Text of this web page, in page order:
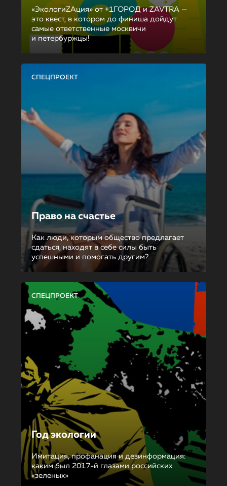
«ЭкологиZAция» от +1ГОРОД и ZAVTRA —
это квест, в котором до финиша дойдут
самые ответственные москвичи
и петербуржцы!
СПЕЦПРОЕКТ
Право на счастье
Как люди, которым общество предлагает
сдаться, находят в себе силы быть
успешными и помогать другим?
СПЕЦПРОЕКТ
Год экологии
Имитация, профанация и дезинформация:
каким был 2017-й глазами российских
«зеленых»